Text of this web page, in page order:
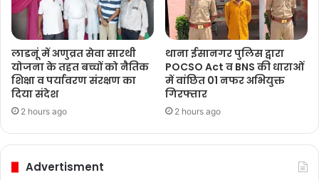
लाडनूं में अणुव्रत सेवा सारथी
योजना के तहत बच्चों को नैतिक
शिक्षा व पर्यावरण संरक्षण का
दिया संदेश
2 hours ago
थाना ईसानगर पुलिस द्वारा
POCSO Act व BNS की धाराओं
में वांछित 01 नफर अभियुक्त
गिरफ्तार
2 hours ago
Advertisment